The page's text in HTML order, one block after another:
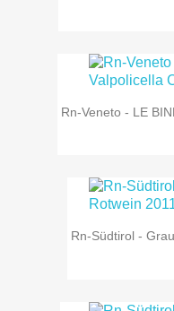
Rn-Veneto - LE
Rn-Südtirol -